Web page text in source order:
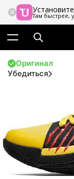
Там быстрее,
Оригинал
Убедиться